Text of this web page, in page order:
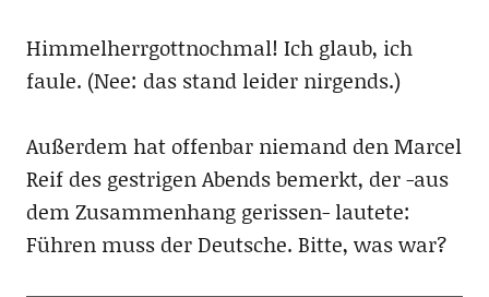
Himmelherrgottnochmal! Ich glaub, ich
faule. (Nee: das stand leider nirgends.)
Außerdem hat offenbar niemand den Marcel
Reif des gestrigen Abends bemerkt, der -aus
dem Zusammenhang gerissen- lautete:
Führen muss der Deutsche. Bitte, was war?